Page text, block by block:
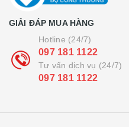
GIẢI ĐÁP MUA HÀNG
Hotline (24/7)
097 181 1122
Tư vấn dịch vụ (24/7)
097 181 1122